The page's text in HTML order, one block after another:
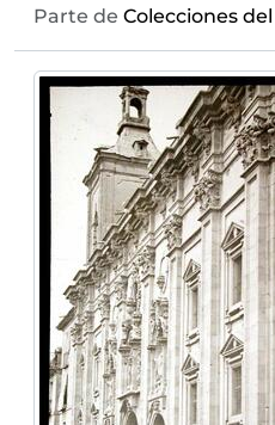
Parte de Colecciones